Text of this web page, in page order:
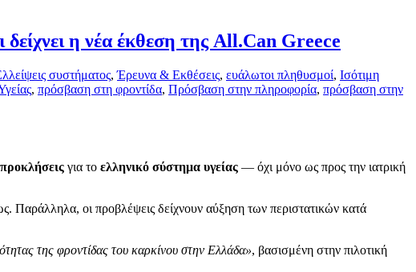
η νέα έκθεση της All.Can Greece
συστήματος,Έρευνα & Εκθέσεις, ευάλωτοι πληθυσμοί, Ισότιμη
, πρόσβαση στη φροντίδα, Πρόσβαση στην πληροφορία, πρόσβαση στην
προκλήσεις για το ελληνικό σύστημα υγείας — όχι μόνο ως προς την ιατρική
Παράλληλα, οι προβλέψεις δείχνουν αύξηση των περιστατικών κατά
της φροντίδας του καρκίνου στην Ελλάδα», βασισμένη στην πιλοτική